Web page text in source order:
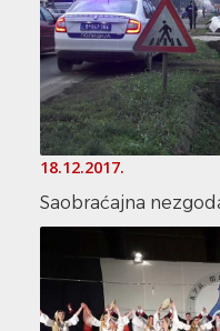
18.12.2017.
Saobraćajna